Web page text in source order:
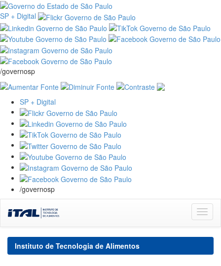
SP + Digital
/governosp
SP + Digital
/governosp
navigation
Instituto de Tecnologia de Alimentos